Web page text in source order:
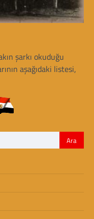
şarkı okuduğu
aşağıdaki listesi,